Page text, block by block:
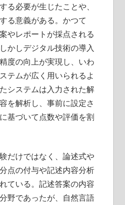
る必要が生じたことや、
る意義がある。かつて
やレポートが採点される
かしデジタル技術の導入
度の向上が実現し、いわ
テムが広く用いられるよ
システムは入力された解
を解析し、事前に設定さ
基づいて点数や評価を割
だけではなく、論述式や
点の付与や記述内容分析
ている。記述答案の内容
野であったが、自然言語